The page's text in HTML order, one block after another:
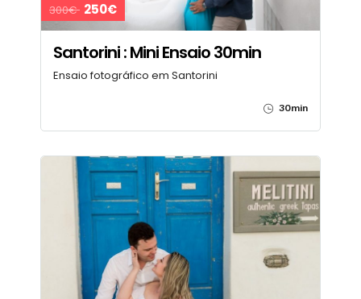
300€ 250€
Santorini : Mini Ensaio 30min
Ensaio fotográfico em Santorini
30min